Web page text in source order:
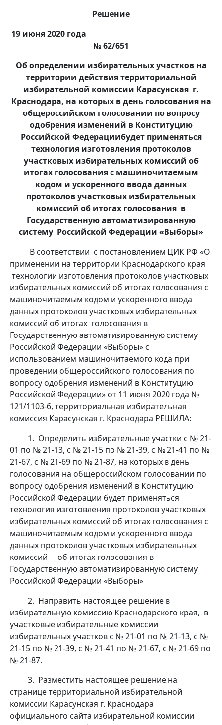
Решение
19 июня 2020 года
№ 62/651
Об определении избирательных участков на
территории действия территориальной
избирательной комиссии Карасунская г.
Краснодара, на которых в день голосования на
общероссийском голосовании по вопросу
одобрения изменений в Конституцию
Российской Федерациибудет применяться
технология изготовления протоколов
участковых избирательных комиссий об
итогах голосования с машиночитаемым
кодом и ускоренного ввода данных
протоколов участковых избирательных
комиссий об итогах голосования в
Государственную автоматизированную
систему Российской Федерации «Выборы»
В соответствии с постановлением ЦИК РФ «О
применении на территории Краснодарского края
технологии изготовления протоколов участковых
избирательных комиссий об итогах голосования с
машиночитаемым кодом и ускоренного ввода
данных протоколов участковых избирательных
комиссий об итогах голосования в
Государственную автоматизированную систему
Российской Федерации «Выборы» с
использованием машиночитаемого кода при
проведении общероссийского голосования по
вопросу одобрения изменений в Конституцию
Российской Федерации» от 11 июня 2020 года №
121/1103-6, территориальная избирательная
комиссия Карасунская г. Краснодара РЕШИЛА:
1. Определить избирательные участки с № 21-
01 по № 21-13, с № 21-15 по № 21-39, с № 21-41 по №
21-67, с № 21-69 по № 21-87, на которых в день
голосования на общероссийском голосовании по
вопросу одобрения изменений в Конституцию
Российской Федерации будет применяться
технология изготовления протоколов участковых
избирательных комиссий об итогах голосования с
машиночитаемым кодом и ускоренного ввода
данных протоколов участковых избирательных
комиссий об итогах голосования в
Государственную автоматизированную систему
Российской Федерации «Выборы»
2. Направить настоящее решение в
избирательную комиссию Краснодарского края, в
участковые избирательные комиссии
избирательных участков с № 21-01 по № 21-13, с №
21-15 по № 21-39, с № 21-41 по № 21-67, с № 21-69 по
№ 21-87.
3. Разместить настоящее решение на
странице территориальной избирательной
комиссии Карасунская г. Краснодара
официального сайта избирательной комиссии